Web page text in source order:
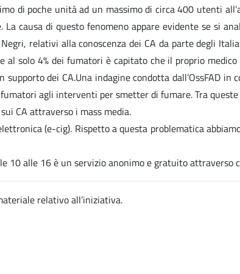
di poche unità ad un massimo di circa 400 utenti
causa di questo fenomeno appare evidente se si
relativi alla conoscenza dei CA da parte degli
al solo 4% dei fumatori è capitato che il proprio
dei CA.Una indagine condotta dall’OssFAD
agli interventi per smetter di fumare. Tra
CA attraverso i mass media.
(e-cig). Rispetto a questa problematica
10 alle 16 è un servizio anonimo e gratuito attraverso
relativo all’iniziativa.